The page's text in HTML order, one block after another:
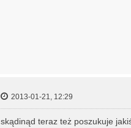
2013-01-21, 12:29
skądinąd teraz też poszukuje